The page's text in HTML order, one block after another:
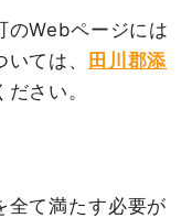
のWebページには
ては、
田川郡添
さい。
全て満たす必要が